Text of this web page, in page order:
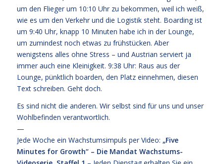
um den Flieger um 10:10 Uhr zu bekommen, weil ich weiß,
wie es um den Verkehr und die Logistik steht. Boarding ist
um 9:40 Uhr, knapp 10 Minuten habe ich in der Lounge,
um zumindest noch etwas zu frühstücken. Aber
wenigstens alles ohne Stress – und Austrian serviert ja
immer auch eine Kleinigkeit. 9:38 Uhr: Raus aus der
Lounge, pünktlich boarden, den Platz einnehmen, diesen
Text schreiben. Geht doch.
Es sind nicht die anderen. Wir selbst sind für uns und unser
Wohlbefinden verantwortlich.
—
Jede Woche ein Wachstumsimpuls per Video: „Five
Minutes for Growth“ – Die Mandat Wachstums-